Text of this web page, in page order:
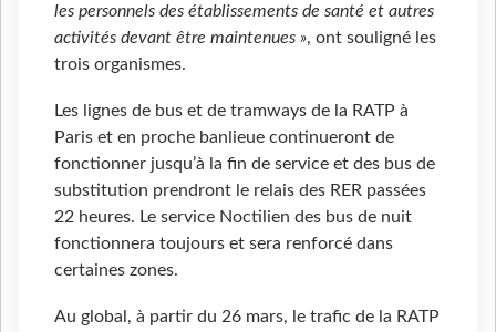
les personnels des établissements de santé et autres
activités devant être maintenues », ont souligné les
trois organismes.
Les lignes de bus et de tramways de la RATP à
Paris et en proche banlieue continueront de
fonctionner jusqu’à la fin de service et des bus de
substitution prendront le relais des RER passées
22 heures. Le service Noctilien des bus de nuit
fonctionnera toujours et sera renforcé dans
certaines zones.
Au global, à partir du 26 mars, le trafic de la RATP